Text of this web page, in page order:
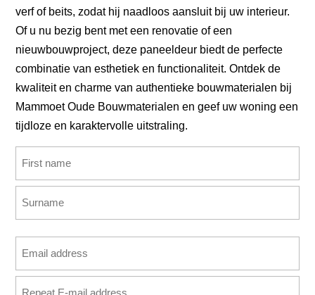
verf of beits, zodat hij naadloos aansluit bij uw interieur.
Of u nu bezig bent met een renovatie of een
nieuwbouwproject, deze paneeldeur biedt de perfecte
combinatie van esthetiek en functionaliteit. Ontdek de
kwaliteit en charme van authentieke bouwmaterialen bij
Mammoet Oude Bouwmaterialen en geef uw woning een
tijdloze en karaktervolle uitstraling.